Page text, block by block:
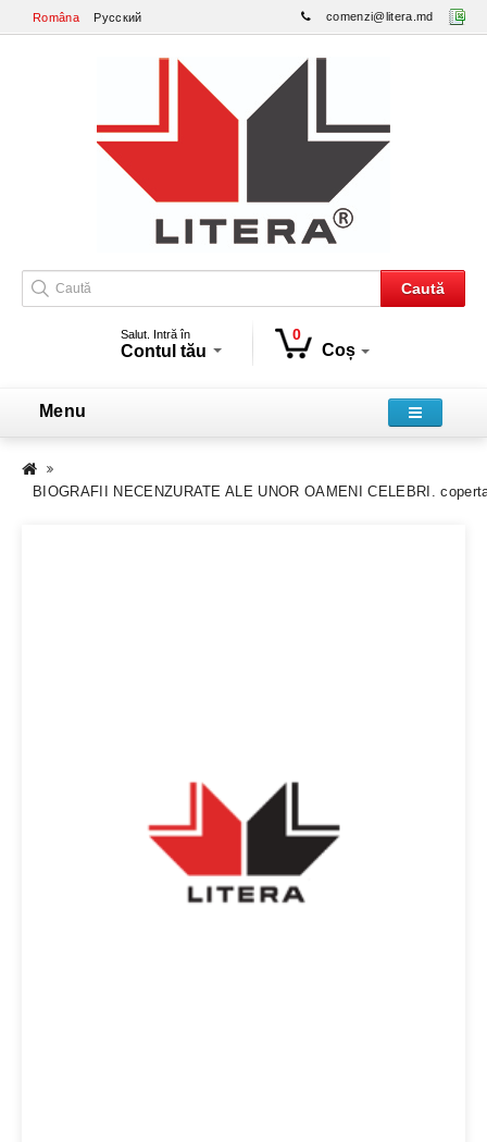
Româna Русский comenzi@litera.md
Caută
Salut. Intră în
Contul tău
0
Coș
Menu
BIOGRAFII NECENZURATE ALE UNOR OAMENI CELEBRI.